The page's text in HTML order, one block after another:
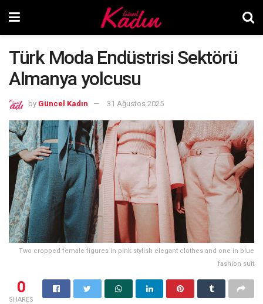
Türk Moda Endüstrisi Sektörü
Almanya yolcusu
by Güncel Kadın 31 Ağustos 2025
Two cropped female figures in pink stylish elegant clothes and one in blue
fashion suit
0
SHARES